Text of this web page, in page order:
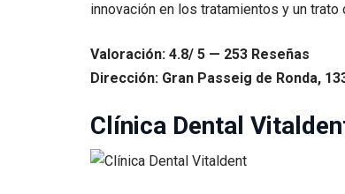
innovación en los tratamientos y un
Valoración: 4.8/ 5 — 253 Reseñas
Dirección: Gran Passeig de Ronda,
Clínica Dental